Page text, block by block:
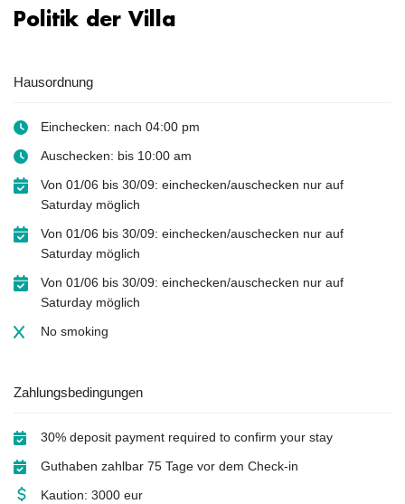
Politik der Villa
Hausordnung
Einchecken: nach 04:00 pm
Auschecken: bis 10:00 am
Von 01/06 bis 30/09: einchecken/auschecken nur auf
Saturday möglich
Von 01/06 bis 30/09: einchecken/auschecken nur auf
Saturday möglich
Von 01/06 bis 30/09: einchecken/auschecken nur auf
Saturday möglich
No smoking
Zahlungsbedingungen
30% deposit payment required to confirm your stay
Guthaben zahlbar 75 Tage vor dem Check-in
Kaution: 3000 eur